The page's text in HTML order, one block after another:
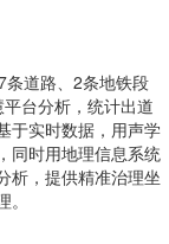
道路、2条地铁段
台分析，统计出道
于实时数据，用声学
同时用地理信息系统
析，提供精准治理坐